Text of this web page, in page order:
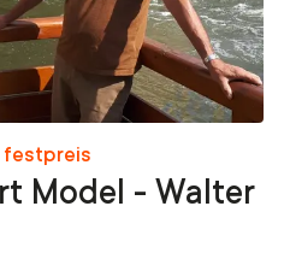
Model - Walter